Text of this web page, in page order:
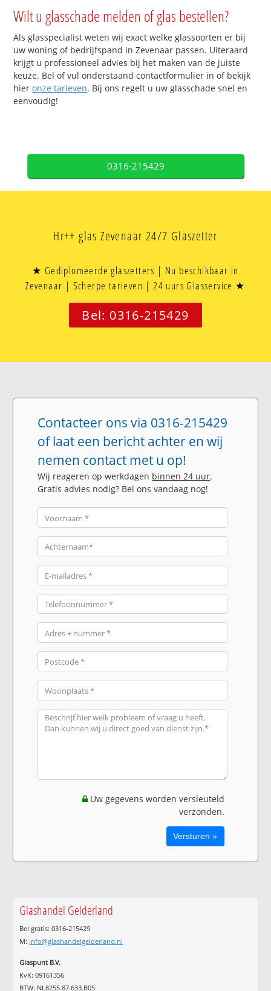
Wilt u glasschade melden of glas bestellen?
Als glasspecialist weten wij exact welke glassoorten er bij
uw woning of bedrijfspand in Zevenaar passen. Uiteraard
krijgt u professioneel advies bij het maken van de juiste
keuze. Bel of vul onderstaand contactformulier in of bekijk
hieronze tarieven. Bij ons regelt u uw glasschade snel en
eenvoudig!
0316-215429
Hr++ glas Zevenaar 24/7 Glaszetter
★ Gediplomeerde glaszetters | Nu beschikbaar in
Zevenaar | Scherpe tarieven | 24 uurs Glasservice ★
Bel: 0316-215429
Contacteer ons via 0316-215429
of laat een bericht achter en wij
nemen contact met u op!
Wij reageren op werkdagen binnen 24 uur.
Gratis advies nodig? Bel ons vandaag nog!
Uw gegevens worden versleuteld
verzonden.
Glashandel Gelderland
Bel gratis: 0316-215429
M: info@glashandelgelderland.nl
Glaspunt B.V.
KvK: 09161356
BTW: NL8255.87.633.B05